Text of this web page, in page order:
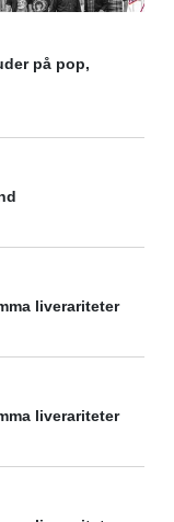
på pop,
liverariteter
liverariteter